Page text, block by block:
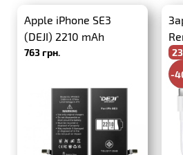
Apple iPhone SE3
(DEJI) 2210 mAh
763 грн.
-